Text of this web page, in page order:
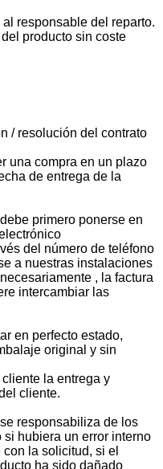
responsable del reparto.
producto sin coste
/ resolución del contrato
una compra en un plazo
de entrega de la
primero ponerse en
del número de teléfono
a nuestras instalaciones
, la factura
intercambiar las
en perfecto estado,
original y sin
la entrega y
cliente.
responsabiliza de los
hubiera un error interno
la solicitud, si el
ha sido dañado